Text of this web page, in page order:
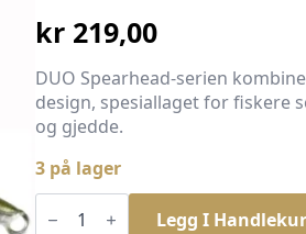
kr 219,00
DUO Spearhead-serien
design, spesiallaget for fiskere
og gjedde.
3 på lager
DUO
Spearhead Legg I